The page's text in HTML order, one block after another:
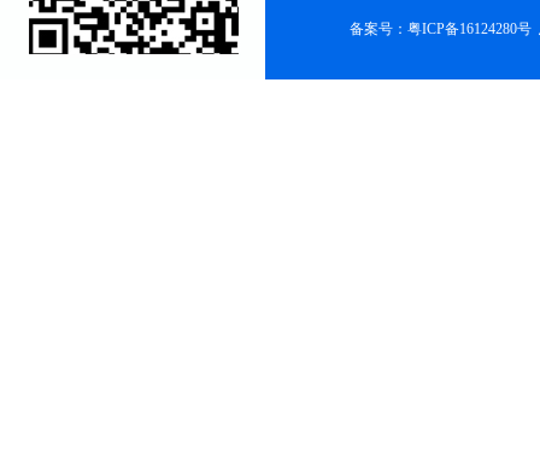
备案号：粤ICP备16124280号